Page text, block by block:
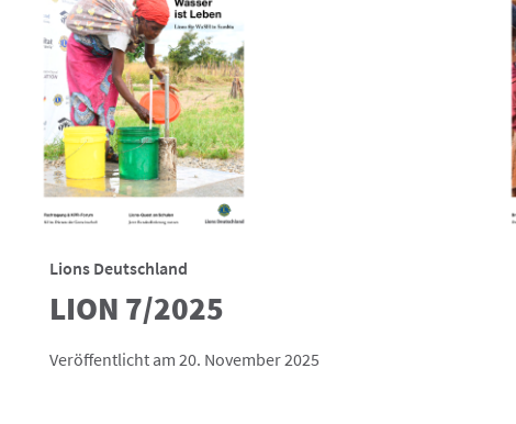
Lions Deutschland
LION 7/2025
Veröffentlicht am 20. November 2025